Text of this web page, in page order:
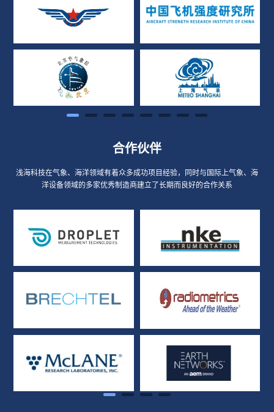
合作伙伴
浅海科技在气象、海洋领域有着众多成功项目经验，同时与国际上气象、海
洋设备领域的多家优秀制造商建立了长期而良好的合作关系